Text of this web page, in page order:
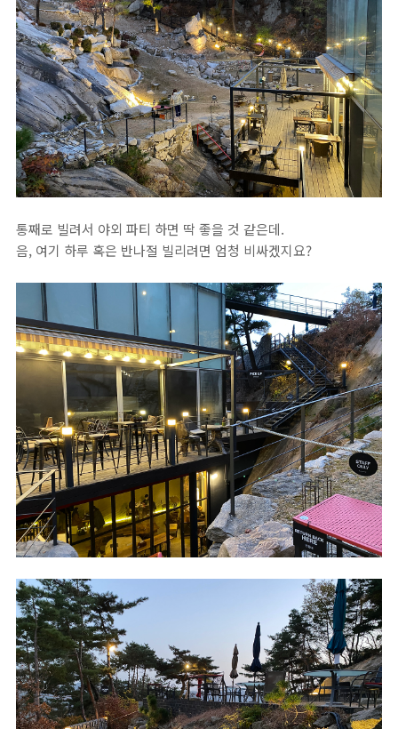
통째로 빌려서 야외 파티 하면 딱 좋을 것 같은데.
음, 여기 하루 혹은 반나절 빌리려면 엄청 비싸겠지요?